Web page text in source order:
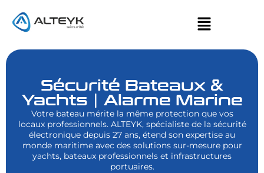
Sécurité Bateaux &
Yachts | Alarme Marine
Votre bateau mérite la même protection que vos
locaux professionnels. ALTEYK, spécialiste de la sécurité
électronique depuis 27 ans, étend son expertise au
monde maritime avec des solutions sur-mesure pour
yachts, bateaux professionnels et infrastructures
portuaires.